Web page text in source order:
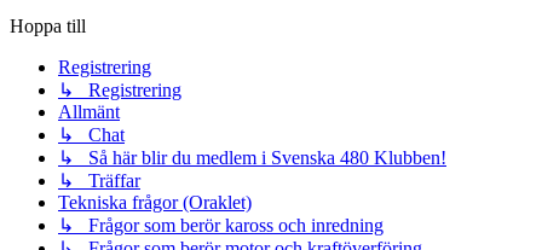
Hoppa till
Registrering
↳ Registrering
Allmänt
↳ Chat
↳ Så här blir du medlem i Svenska 480 Klubben!
↳ Träffar
Tekniska frågor (Oraklet)
↳ Frågor som berör kaross och inredning